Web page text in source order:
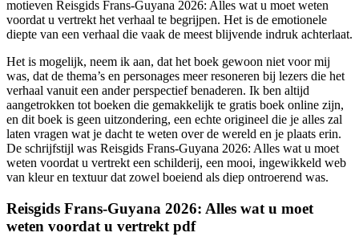
motieven Reisgids Frans-Guyana 2026: Alles wat u moet weten
voordat u vertrekt het verhaal te begrijpen. Het is de emotionele
diepte van een verhaal die vaak de meest blijvende indruk achterlaat.
Het is mogelijk, neem ik aan, dat het boek gewoon niet voor mij
was, dat de thema’s en personages meer resoneren bij lezers die het
verhaal vanuit een ander perspectief benaderen. Ik ben altijd
aangetrokken tot boeken die gemakkelijk te gratis boek online zijn,
en dit boek is geen uitzondering, een echte origineel die je alles zal
laten vragen wat je dacht te weten over de wereld en je plaats erin.
De schrijfstijl was Reisgids Frans-Guyana 2026: Alles wat u moet
weten voordat u vertrekt een schilderij, een mooi, ingewikkeld web
van kleur en textuur dat zowel boeiend als diep ontroerend was.
Reisgids Frans-Guyana 2026: Alles wat u moet
weten voordat u vertrekt pdf